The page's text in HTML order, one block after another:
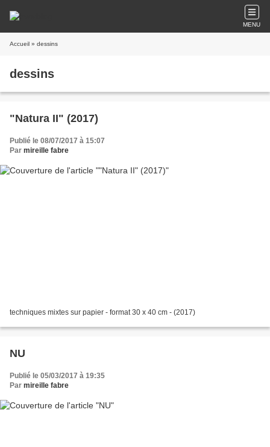
MENU
Accueil » dessins
dessins
"Natura II" (2017)
Publié le 08/07/2017 à 15:07
Par mireille fabre
techniques mixtes sur papier - format 30 x 40 cm - (2017)
NU
Publié le 05/03/2017 à 19:35
Par mireille fabre